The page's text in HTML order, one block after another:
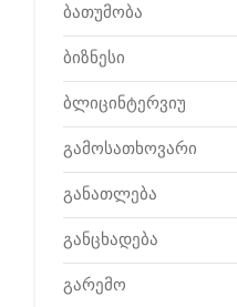
ბათუმობა
ბიზნესი
ბლიცინტერვიუ
გამოსათხოვარი
განათლება
განცხადება
გარემო